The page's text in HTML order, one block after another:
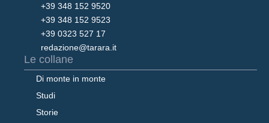
+39 348 152 9520
+39 348 152 9523
+39 0323 527 17
redazione@tarara.it
Le collane
Di monte in monte
Studi
Storie